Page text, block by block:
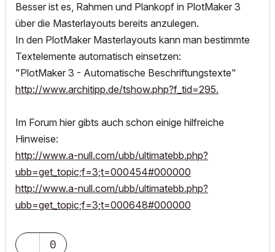
Besser ist es, Rahmen und Plankopf in PlotMaker 3
über die Masterlayouts bereits anzulegen.
In den PlotMaker Masterlayouts kann man bestimmte
Textelemente automatisch einsetzen:
"PlotMaker 3 - Automatische Beschriftungstexte"
http://www.architipp.de/tshow.php?f_tid=295.
Im Forum hier gibts auch schon einige hilfreiche
Hinweise:
http://www.a-null.com/ubb/ultimatebb.php?
ubb=get_topic;f=3;t=000454#000000
http://www.a-null.com/ubb/ultimatebb.php?
ubb=get_topic;f=3;t=000648#000000
0